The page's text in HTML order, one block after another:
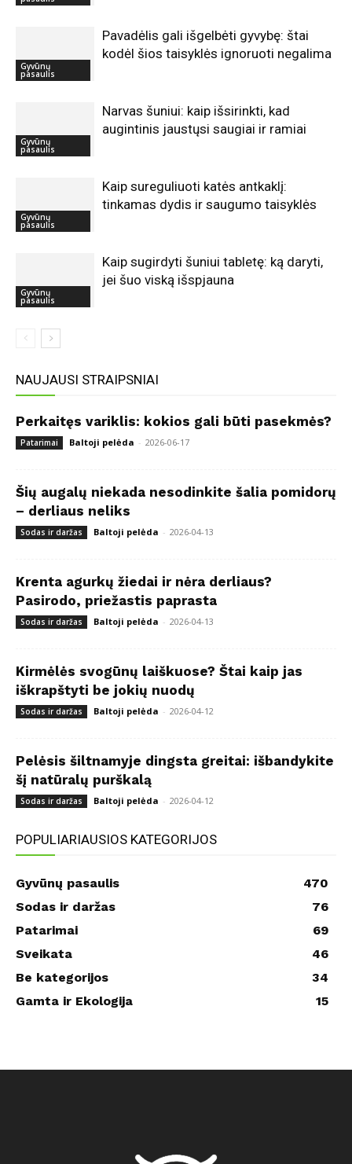
Gyvūnų
pasaulis
Pavadėlis gali išgelbėti gyvybę: štai
kodėl šios taisyklės ignoruoti negalima
Gyvūnų
pasaulis
Narvas šuniui: kaip išsirinkti, kad
augintinis jaustųsi saugiai ir ramiai
Gyvūnų
pasaulis
Kaip sureguliuoti katės antkaklį:
tinkamas dydis ir saugumo taisyklės
Gyvūnų
pasaulis
Kaip sugirdyti šuniui tabletę: ką daryti,
jei šuo viską išspjauna
NAUJAUSI STRAIPSNIAI
Perkaitęs variklis: kokios gali būti pasekmės?
Patarimai Baltoji pelėda - 2026-06-17
Šių augalų niekada nesodinkite šalia pomidorų
– derliaus neliks
Sodas ir daržas Baltoji pelėda - 2026-04-13
Krenta agurkų žiedai ir nėra derliaus?
Pasirodo, priežastis paprasta
Sodas ir daržas Baltoji pelėda - 2026-04-13
Kirmėlės svogūnų laiškuose? Štai kaip jas
iškrapštyti be jokių nuodų
Sodas ir daržas Baltoji pelėda - 2026-04-12
Pelėsis šiltnamyje dingsta greitai: išbandykite
šį natūralų purškalą
Sodas ir daržas Baltoji pelėda - 2026-04-12
POPULIARIAUSIOS KATEGORIJOS
Gyvūnų pasaulis
470
Sodas ir daržas
76
Patarimai
69
Sveikata
46
Be kategorijos
34
Gamta ir Ekologija
15